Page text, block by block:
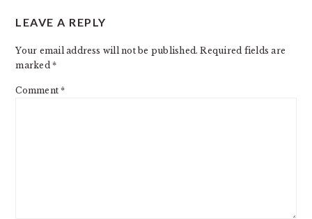
INTERACTIONS
LEAVE A REPLY
Your email address will not be published. Required fields are
marked*
Comment*